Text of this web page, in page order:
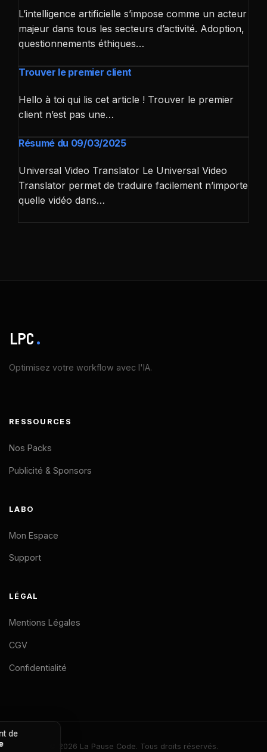
L’intelligence artificielle s’impose comme un acteur
majeur dans tous les secteurs d’activité. Adoption,
questionnements éthiques…
Trouver le premier client
Hello à toi qui lis cet article ! Trouver le premier
client n’est pas une…
Résumé du 09/03/2025
Universal Video Translator Le Universal Video
Translator permet de traduire facilement n’importe
quelle vidéo dans…
LPC.
Optimisez votre workflow avec l'IA.
RESSOURCES
Nos Packs
Publicité & Sponsors
LABO
Mon Espace
Support
LÉGAL
Mentions Légales
CGV
Confidentialité
© 2026 La Pause Code. Tous droits réservés.
rejoindre La Pause Code